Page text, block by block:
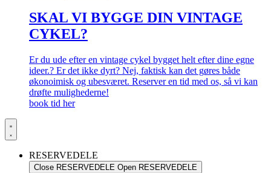
SKAL VI BYGGE DIN VINTAGE
CYKEL?
Er du ude efter en vintage cykel bygget helt efter dine egne
ideer.? Er det ikke dyrt? Nej, faktisk kan det gøres både
økonoimisk og ubesværet. Reserver en tid med os, så vi kan
drøfte mulighederne!
book tid her
RESERVEDELE
Close RESERVEDELE Open RESERVEDELE